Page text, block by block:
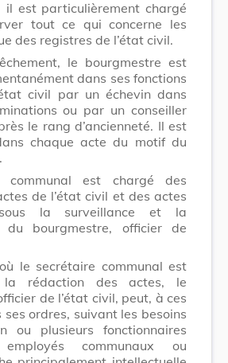
il est particulièrement chargé
tout ce qui concerne les
des registres de l’état civil.
le bourgmestre est
dans ses fonctions
civil par un échevin dans
ou par un conseiller
le rang d’ancienneté. Il est
chaque acte du motif du
communal est chargé des
de l’état civil et des actes
sous la surveillance et la
du bourgmestre, officier de
le secrétaire communal est
la rédaction des actes, le
de l’état civil, peut, à ces
ses ordres, suivant les besoins
ou plusieurs fonctionnaires
employés communaux ou